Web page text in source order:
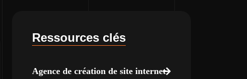
Ressources clés
Agence de création de site internet